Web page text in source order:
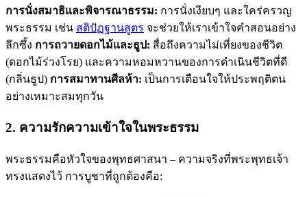
การนั่งสมาธิและพิจารณาธรรม: การนั่งเงียบๆ และใคร่ครวญ
พระธรรม เช่น สติปัฏฐานสูตร จะช่วยให้เราเข้าใจคำสอนอย่าง
ลึกซึ้ง การถวายดอกไม้และธูป: สื่อถึงความไม่เที่ยงของชีวิต
(ดอกไม้ร่วงโรย) และความหอมหวานของการดำเนินชีวิตที่ดี
(กลิ่นธูป) การสมาทานศีลห้า: เป็นการเตือนใจให้ประพฤติตน
อย่างเหมาะสมทุกวัน
2. ความรักความเข้าใจในพระธรรม
พระธรรมคือหัวใจของพุทธศาสนา – ความจริงที่พระพุทธเจ้า
ทรงแสดงไว้ การบูชาที่ถูกต้องคือ: